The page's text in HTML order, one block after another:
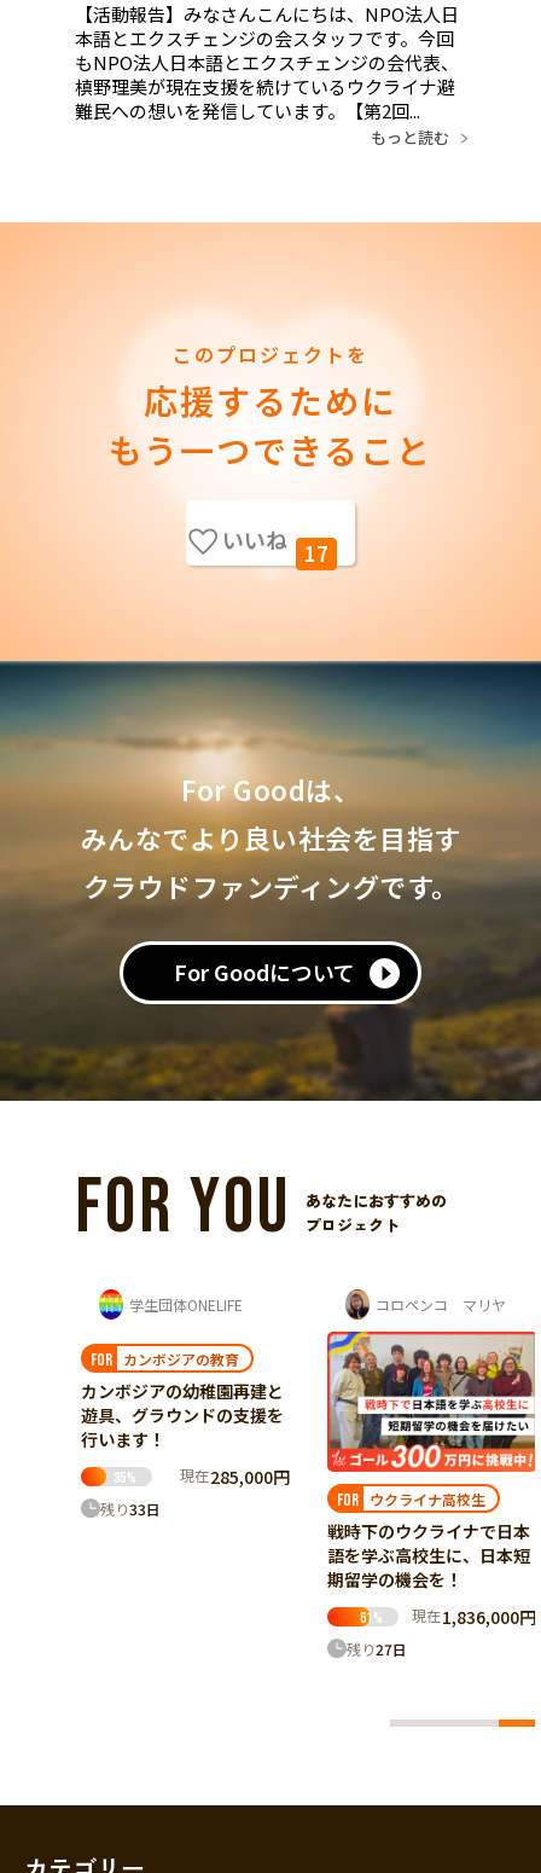
【活動報告】みなさんこんにちは、NPO法人日
本語とエクスチェンジの会スタッフです。今回
もNPO法人日本語とエクスチェンジの会代表、
槙野理美が現在支援を続けているウクライナ避
難民への想いを発信しています。【第2回...
もっと読む
このプロジェクトを
応援するために
もう一つできること
いいね 17
For Goodは、
みんなでより良い社会を目指す
クラウドファンディングです。
For Goodについて
FOR YOU
あなたにおすすめの
プロジェクト
学生団体ONELIFE
FOR カンボジアの教育
カンボジアの幼稚園再建と
遊具、グラウンドの支援を
行います！
35% 現在285,000円
残り33日
コロペンコ マリヤ
FOR ウクライナ高校生
戦時下のウクライナで日本
語を学ぶ高校生に、日本短
期留学の機会を！
61 % 現在1,836,000円
残り27日